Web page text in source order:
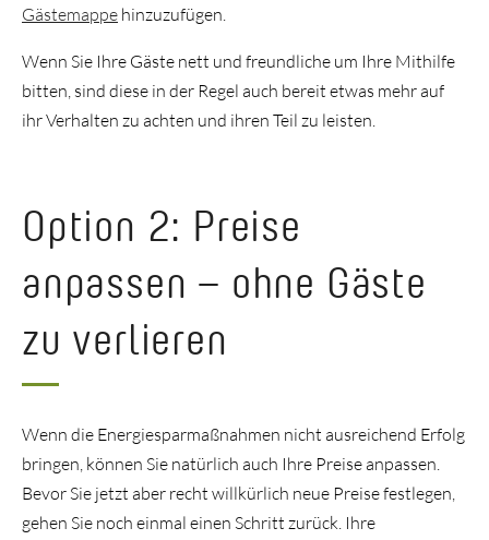
Gästemappe hinzuzufügen.
Wenn Sie Ihre Gäste nett und freundliche um Ihre Mithilfe
bitten, sind diese in der Regel auch bereit etwas mehr auf
ihr Verhalten zu achten und ihren Teil zu leisten.
Option 2: Preise
anpassen – ohne Gäste
zu verlieren
Wenn die Energiesparmaßnahmen nicht ausreichend Erfolg
bringen, können Sie natürlich auch Ihre Preise anpassen.
Bevor Sie jetzt aber recht willkürlich neue Preise festlegen,
gehen Sie noch einmal einen Schritt zurück. Ihre